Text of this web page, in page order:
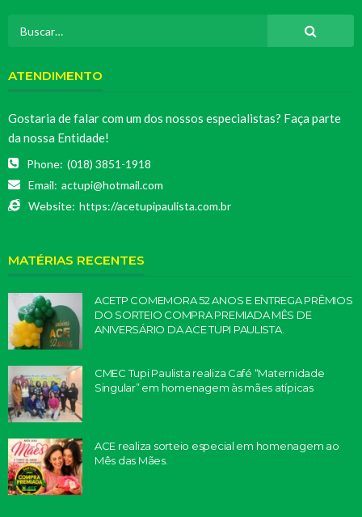
ATENDIMENTO
Gostaria de falar com um dos nossos especialistas? Faça parte
da nossa Entidade!
Phone: (018) 3851-1918
Email: actupi@hotmail.com
Website: https://acetupipaulista.com.br
MATÉRIAS RECENTES
ACETP COMEMORA 52 ANOS E ENTREGA PRÊMIOS
DO SORTEIO COMPRA PREMIADA MÊS DE
ANIVERSÁRIO DA ACE TUPI PAULISTA.
CMEC Tupi Paulista realiza Café “Maternidade
Singular” em homenagem às mães atípicas
ACE realiza sorteio especial em homenagem ao
Mês das Mães.